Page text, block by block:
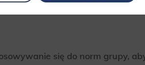
choice
and access to specific areas of the website. The website cannot
się do norm grupy,